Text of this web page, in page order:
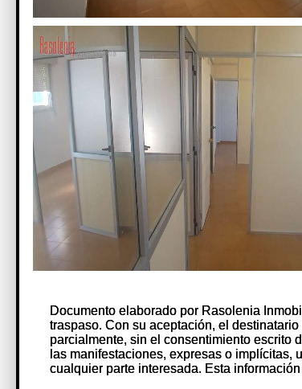
Documento elaborado por Rasolenia
traspaso. Con su aceptación, el
parcialmente, sin el consentimiento escrito
las manifestaciones, expresas o
cualquier parte interesada. Esta
Documento elaborado por Rasolenia
traspaso. Con su aceptación, el
parcialmente, sin el consentimiento escrito
las manifestaciones, expresas o
cualquier parte interesada. Esta